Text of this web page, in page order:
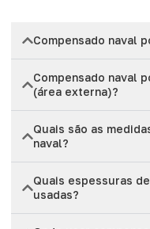
Compensado naval
Compensado naval
(área externa)?
Quais são as
naval?
Quais espessuras
usadas?